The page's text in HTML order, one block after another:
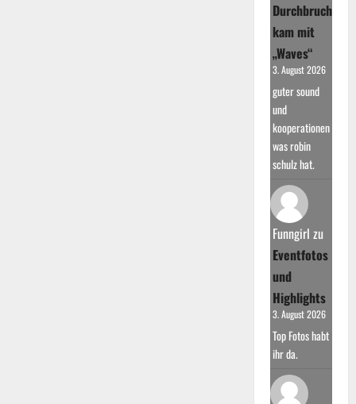
Durchbruch
kam mit
„Waves“
3. August 2026
guter sound
und
kooperationen
was robin
schulz hat.
Funngirl zu
Eventfotos
und
Highlights
3. August 2026
Top Fotos habt
ihr da.